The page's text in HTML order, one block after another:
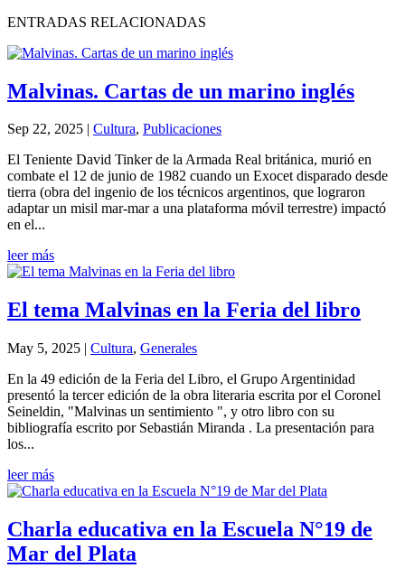
ENTRADAS RELACIONADAS
Malvinas. Cartas de un marino inglés
Sep 22, 2025 Cultura, Publicaciones
El Teniente David Tinker de la Armada Real británica, murió en
combate el 12 de junio de 1982 cuando un Exocet disparado desde
tierra (obra del ingenio de los técnicos argentinos, que lograron
adaptar un misil mar-mar a una plataforma móvil terrestre) impactó
en el...
leer más
El tema Malvinas en la Feria del libro
May 5, 2025 | Cultura, Generales
En la 49 edición de la Feria del Libro, el Grupo Argentinidad
presentó la tercer edición de la obra literaria escrita por el Coronel
Seineldin, "Malvinas un sentimiento ", y otro libro con su
bibliografía escrito por Sebastián Miranda . La presentación para
los...
leer más
Charla educativa en la Escuela N°19 de
Mar del Plata